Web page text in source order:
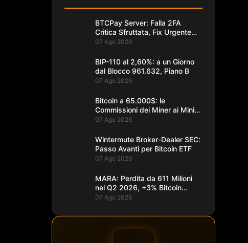
BTCPay Server: Falla 2FA
Critica Sfruttata, Fix Urgente
alla 2.4.2
07 Ago 2026
BIP-110 al 2,60%: a un Giorno
dal Blocco 961.632, Piano B
07 Ago 2026
Bitcoin a 65.000$: le
Commissioni dei Miner ai Minimi
da un Decennio
07 Ago 2026
Wintermute Broker-Dealer SEC:
Passo Avanti per Bitcoin ETF
07 Ago 2026
MARA: Perdita da 611 Milioni
nel Q2 2026, +3% Bitcoin
Minati
07 Ago 2026